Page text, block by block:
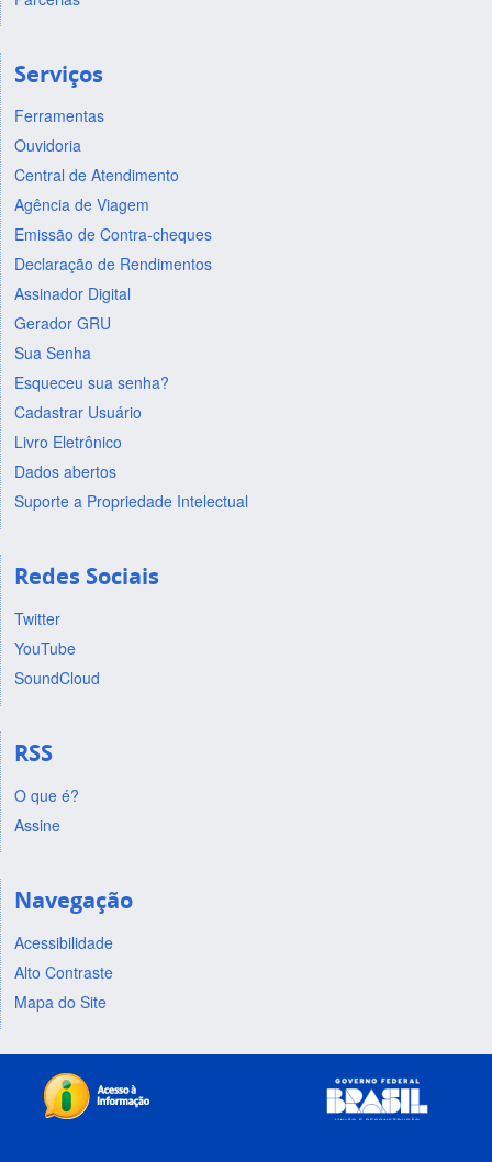
Serviços
Ferramentas
Ouvidoria
Central de Atendimento
Agência de Viagem
Emissão de Contra-cheques
Declaração de Rendimentos
Assinador Digital
Gerador GRU
Sua Senha
Esqueceu sua senha?
Cadastrar Usuário
Livro Eletrônico
Dados abertos
Suporte a Propriedade Intelectual
Redes Sociais
Twitter
YouTube
SoundCloud
RSS
O que é?
Assine
Navegação
Acessibilidade
Alto Contraste
Mapa do Site